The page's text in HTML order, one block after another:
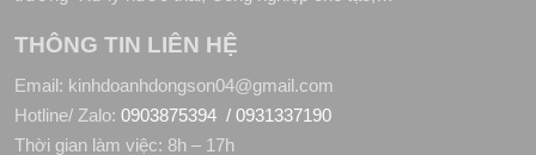
THÔNG TIN LIÊN HỆ
Email: kinhdoanhdongson04@gmail.com
Hotline/ Zalo: 0903875394 / 0931337190
Thời gian làm việc: 8h – 17h